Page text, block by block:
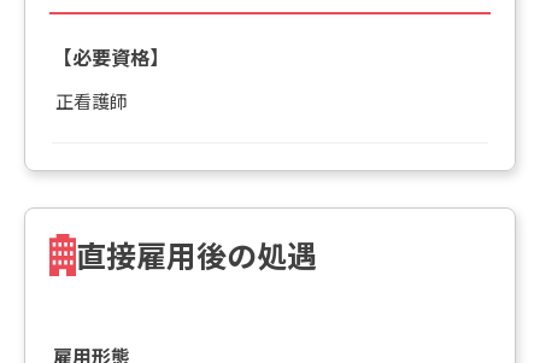
【必要資格】
正看護師
直接雇用後の処遇
雇用形態